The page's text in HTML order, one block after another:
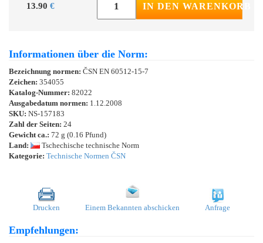
13.90 € IN DEN WARENKORB
Informationen über die Norm:
Bezeichnung normen: ČSN EN 60512-15-7
Zeichen: 354055
Katalog-Nummer: 82022
Ausgabedatum normen: 1.12.2008
SKU: NS-157183
Zahl der Seiten: 24
Gewicht ca.: 72 g (0.16 Pfund)
Land:
Tschechische technische Norm
Kategorie: Technische Normen ČSN
Drucken Einem Bekannten abschicken Anfrage
Empfehlungen: